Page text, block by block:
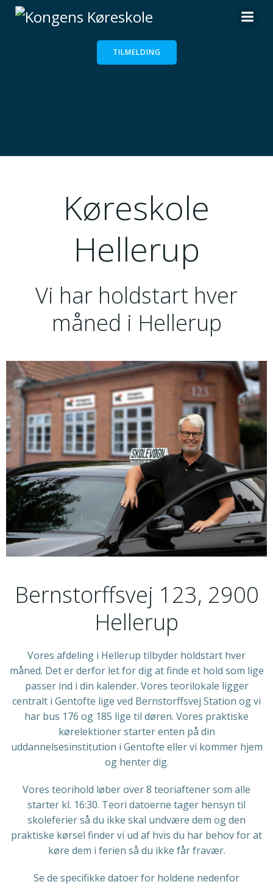
til
TILMELDING
Køreskole
Hellerup
Vi har holdstart hver
måned i Hellerup
Bernstorffsvej 123, 2900
Hellerup
Vores afdeling i Hellerup tilbyder holdstart hver
måned. Det er derfor let for dig at finde et hold som lige
passer ind i din kalender. Vores teorilokale ligger
centralt i Gentofte lige ved Bernstorffsvej Station og vi
har bus 176 og 185 lige til døren. Vores praktiske
kørelektioner starter enten på din
uddannelsesinstitution i Gentofte eller vi kommer hjem
og henter dig.
Vores teorihold løber over 8 teoriaftener som alle
starter kl. 16:30. Teori datoerne tager hensyn til
skoleferier så du ikke skal undvære dem og den
praktiske kørsel finder vi ud af hvis du har behov for at
køre dem i ferien så du ikke får fravær.
Se de specifikke datoer for holdene nedenfor